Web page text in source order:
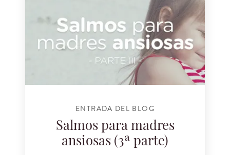
ENTRADA DEL BLOG
Salmos para madres
ansiosas (3ª parte)